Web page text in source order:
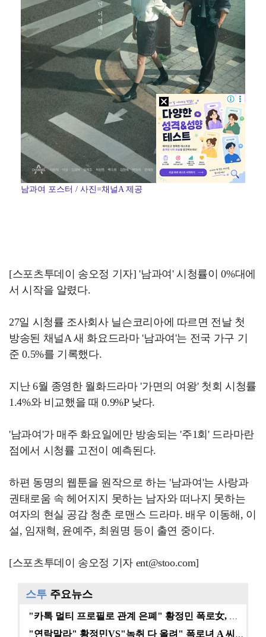
남과여 포스터 / 사진=채널A 제공
[스포츠투데이 송오정 기자] '남과여' 시청률이 0%대에
서 시작을 알렸다.
27일 시청률 조사회사 닐슨코리아에 따르면 전날 첫
방송된 채널A 새 화요드라마 '남과여'는 전국 가구 기
준 0.5%를 기록했다.
지난 6월 종영한 월화드라마 '가면의 여왕' 첫회 시청률
1.4%와 비교했을 때 0.9%P 낮다.
'남과여'가 매주 화요일에만 방송되는 '주1회' 드라마란
점에서 시청률 고전이 예측된다.
하편 동명의 웹툰을 원작으로 하는 '남과여'는 사랑과
권태로움 속 헤어지지 못하는 남자와 떠나지 못하는
여자의 현실 공감 청춘 로맨스 드라마. 배우 이동해, 이
설, 임재혁, 윤예주, 최원명 등이 출연 중이다.
[스포츠투데이 송오정 기자 ent@stoo.com]
스투 주요뉴스